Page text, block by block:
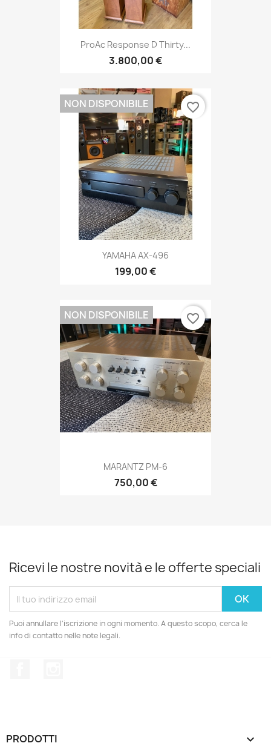
ProAc Response D Thirty...
3.800,00 €
YAMAHA AX-496
199,00 €
NON DISPONIBILE favorite_border
MARANTZ PM-6
750,00 €
NON DISPONIBILE favorite_border
Ricevi le nostre novità e le offerte speciali
Puoi annullare l'iscrizione in ogni momento. A questo scopo, cerca le
info di contatto nelle note legali.
PRODOTTI 